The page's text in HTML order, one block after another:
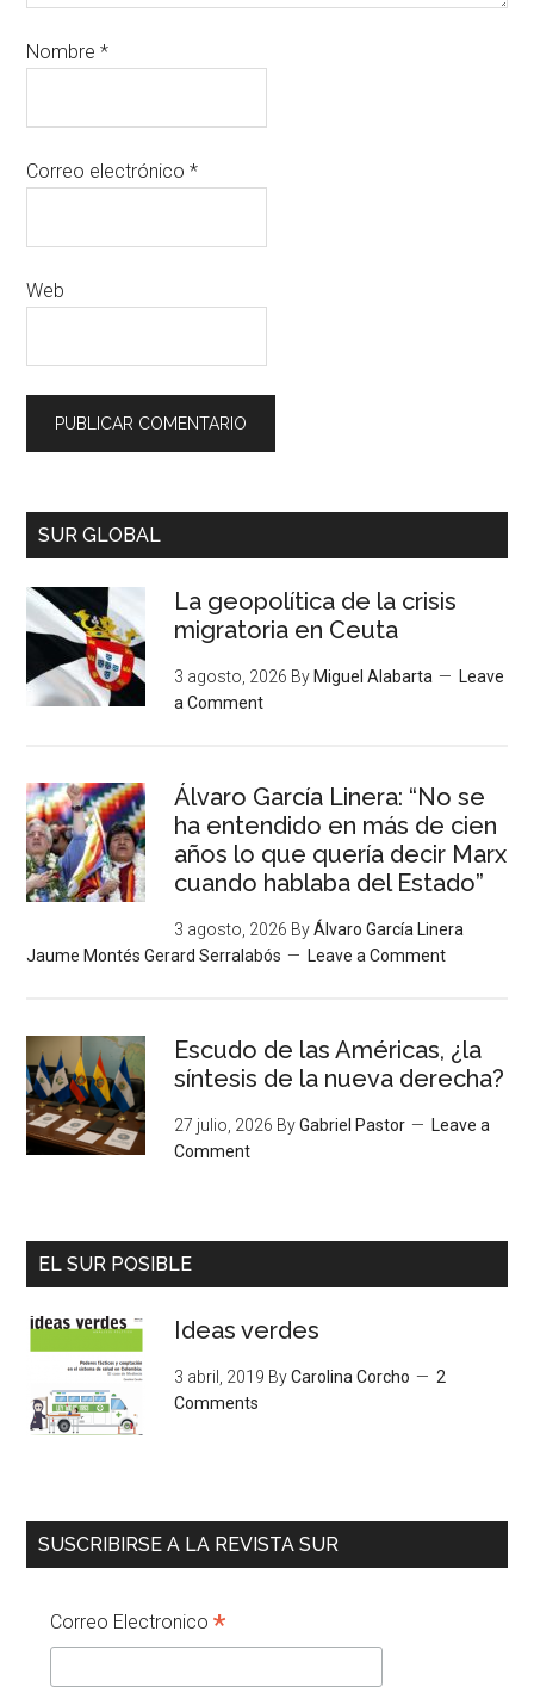
Nombre*
Correo electrónico*
Web
SUR GLOBAL
La geopolítica de la crisis
migratoria en Ceuta
3 agosto, 2026 By Miguel Alabarta
Leave
a Comment
Álvaro García Linera: “No se
ha entendido en más de cien
años lo que quería decir Marx
cuando hablaba del Estado”
3 agosto, 2026 ByÁlvaro García Linera
Jaume Montés Gerard Serralabós
Leave a Comment
Escudo de las Américas, ¿la
síntesis de la nueva derecha?
27 julio, 2026 ByGabriel Pastor
Leave a
Comment
EL SUR POSIBLE
Ideas verdes
3 abril, 2019 ByCarolina Corcho
2
Comments
SUSCRIBIRSE A LA REVISTA SUR
Correo Electronico*